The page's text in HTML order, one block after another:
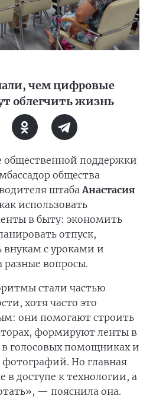
чем цифровые
облегчить жизнь
общественной поддержки
общества
штабаАнастасия
использовать
в быту: экономить
отпуск,
внукам с уроками и
разные вопросы.
стали частью
хотя часто это
они помогают строить
формируют ленты в
в голосовых помощниках и
Но главная
в доступе к технологии, а
— пояснила она.